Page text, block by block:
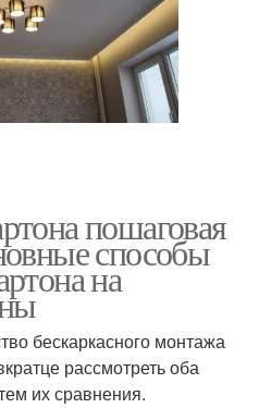
пошаговая
способы
на
бескаркасного монтажа
рассмотреть оба
их сравнения.